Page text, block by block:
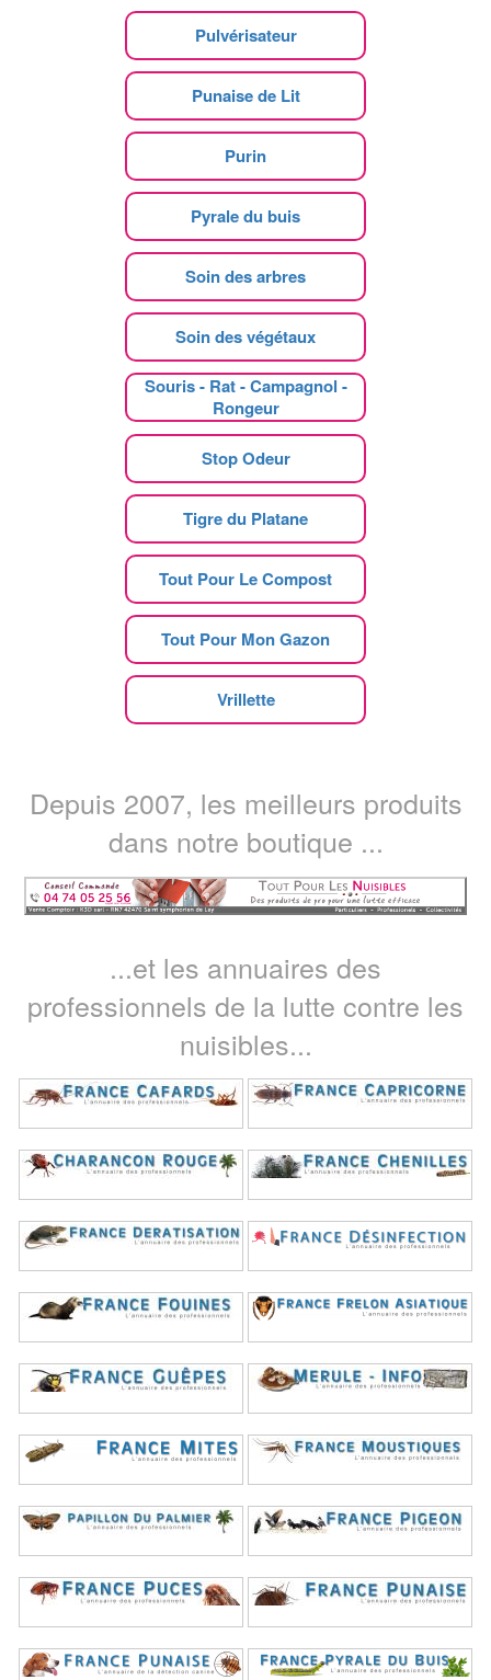
Pulvérisateur
Punaise de Lit
Purin
Pyrale du buis
Soin des arbres
Soin des végétaux
Souris - Rat - Campagnol -
Rongeur
Stop Odeur
Tigre du Platane
Tout Pour Le Compost
Tout Pour Mon Gazon
Vrillette
Depuis 2007, les meilleurs produits
dans notre boutique ...
...et les annuaires des
professionnels de la lutte contre les
nuisibles...